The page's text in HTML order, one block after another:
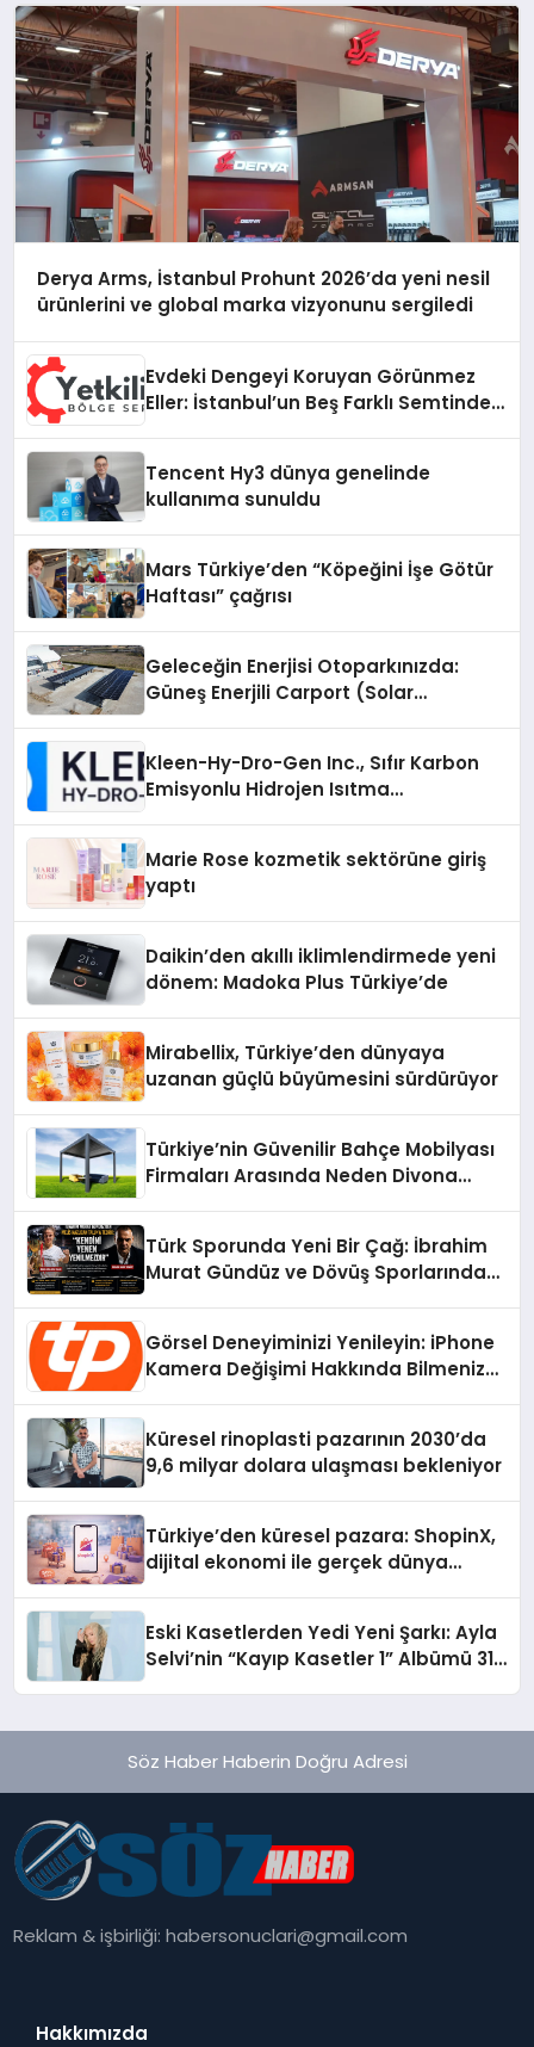
Derya Arms, İstanbul Prohunt 2026’da yeni nesil
ürünlerini ve global marka vizyonunu sergiledi
Evdeki Dengeyi Koruyan Görünmez
Eller: İstanbul’un Beş Farklı Semtinde
Tencent Hy3 dünya genelinde
kullanıma sunuldu
Mars Türkiye’den “Köpeğini İşe Götür
Haftası” çağrısı
Geleceğin Enerjisi Otoparkınızda:
Güneş Enerjili Carport (Solar
Kleen-Hy-Dro-Gen Inc., Sıfır Karbon
Emisyonlu Hidrojen Isıtma
Marie Rose kozmetik sektörüne giriş
yaptı
Daikin’den akıllı iklimlendirmede yeni
dönem: Madoka Plus Türkiye’de
Mirabellix, Türkiye’den dünyaya
uzanan güçlü büyümesini sürdürüyor
Türkiye’nin Güvenilir Bahçe Mobilyası
Firmaları Arasında Neden Divona
Türk Sporunda Yeni Bir Çağ: İbrahim
Murat Gündüz ve Dövüş Sporlarında
Görsel Deneyiminizi Yenileyin: iPhone
Kamera Değişimi Hakkında Bilmeniz
Küresel rinoplasti pazarının 2030’da
9,6 milyar dolara ulaşması bekleniyor
Türkiye’den küresel pazara: ShopinX,
dijital ekonomi ile gerçek dünya
Eski Kasetlerden Yedi Yeni Şarkı: Ayla
Selvi’nin “Kayıp Kasetler 1” Albümü 31
Söz Haber Haberin Doğru Adresi
Reklam & işbirliği:habersonuclari@gmail.com
Hakkımızda